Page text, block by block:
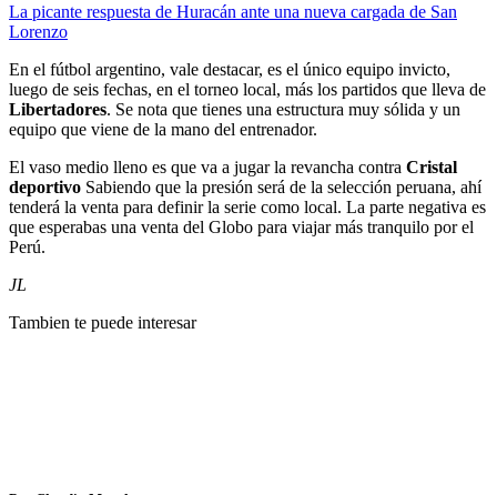
La picante respuesta de Huracán ante una nueva cargada de San
Lorenzo
En el fútbol argentino, vale destacar, es el único equipo invicto,
luego de seis fechas, en el torneo local, más los partidos que lleva de
Libertadores. Se nota que tienes una estructura muy sólida y un
equipo que viene de la mano del entrenador.
El vaso medio lleno es que va a jugar la revancha contra Cristal
deportivo Sabiendo que la presión será de la selección peruana, ahí
tenderá la venta para definir la serie como local. La parte negativa es
que esperabas una venta del Globo para viajar más tranquilo por el
Perú.
JL
Tambien te puede interesar